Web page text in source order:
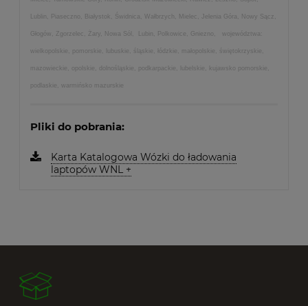
Lublin, Piaseczno, Białystok, Świdnica, Wałbrzych, Mielec, Jelenia Góra, Nowy Sącz,
Głogów, Zgorzelec, Żary, Nowa Sól, Lubin, Polkowice, Gniezno, województwa:
wielkopolskie, pomorskie, lubuskie, śląskie, łódzkie, małopolskie, świętokrzyskie,
mazowieckie, opolskie, dolnośląskie, podkarpackie, lubelskie, kujawsko pomorskie,
podlaskie, warmińsko mazurskie
Pliki do pobrania:
Karta Katalogowa Wózki do ładowania
laptopów WNL +